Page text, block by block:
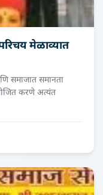
मेळाव्यात
समाजात समानता
करणे अत्यंत